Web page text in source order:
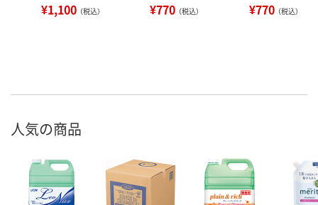
¥1,100 （税込） ¥770 （税込） ¥770 （税込）
人気の商品